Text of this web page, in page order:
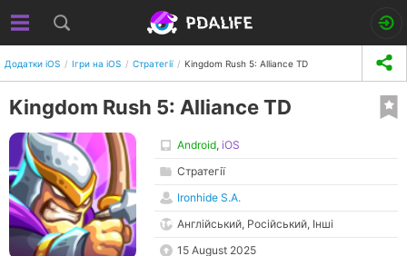
Додатки iOS Ігри на iOS Стратегії Kingdom Rush 5: Alliance TD
Kingdom Rush 5: Alliance TD
Android, iOS
Стратегії
Ironhide S.A.
Англійський, Російський, Інші
15 August 2025